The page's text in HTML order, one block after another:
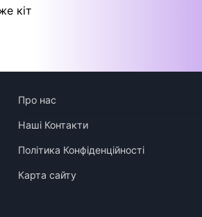
кіт
Про нас
Наші Контакти
Політика Конфіденційності
Карта сайту